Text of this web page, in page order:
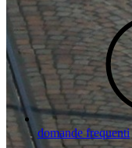
domande frequenti